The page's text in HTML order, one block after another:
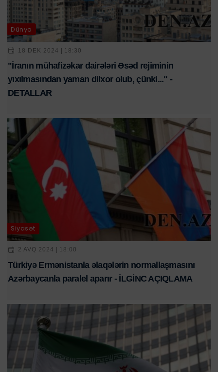
Dünya
18 DEK 2024 | 18:30
"İranın mühafizəkar dairələri Əsəd rejiminin
yıxılmasından yaman dilxor olub, çünki..." -
DETALLAR
Siyasət
2 AVQ 2024 | 18:00
Türkiyə Ermənistanla əlaqələrin normallaşmasını
Azərbaycanla paralel aparır - İLGİNC AÇIQLAMA